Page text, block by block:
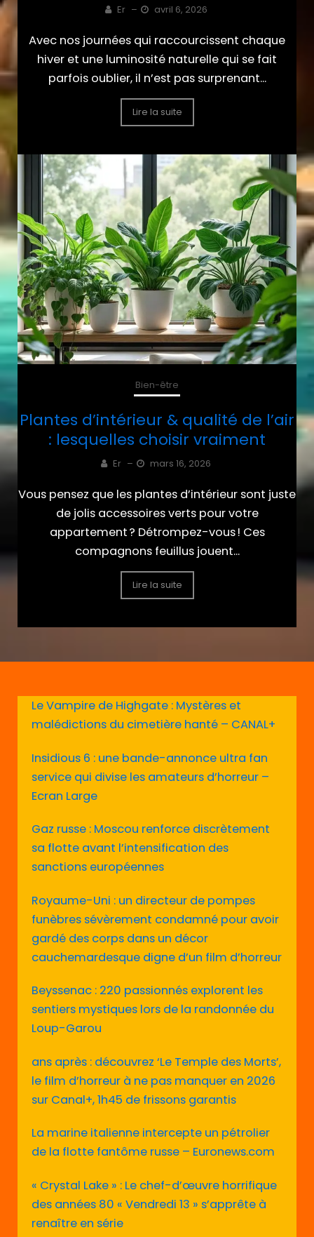
Er – avril 6, 2026
Avec nos journées qui raccourcissent chaque
hiver et une luminosité naturelle qui se fait
parfois oublier, il n’est pas surprenant...
Lire la suite
Bien-être
Plantes d’intérieur & qualité de l’air
: lesquelles choisir vraiment
Er – mars 16, 2026
Vous pensez que les plantes d’intérieur sont juste
de jolis accessoires verts pour votre
appartement ? Détrompez-vous ! Ces
compagnons feuillus jouent...
Lire la suite
Le Vampire de Highgate : Mystères et
malédictions du cimetière hanté – CANAL+
Insidious 6 : une bande-annonce ultra fan
service qui divise les amateurs d’horreur –
Ecran Large
Gaz russe : Moscou renforce discrètement
sa flotte avant l’intensification des
sanctions européennes
Royaume-Uni : un directeur de pompes
funèbres sévèrement condamné pour avoir
gardé des corps dans un décor
cauchemardesque digne d’un film d’horreur
Beyssenac : 220 passionnés explorent les
sentiers mystiques lors de la randonnée du
Loup-Garou
ans après : découvrez ‘Le Temple des Morts’,
le film d’horreur à ne pas manquer en 2026
sur Canal+, 1h45 de frissons garantis
La marine italienne intercepte un pétrolier
de la flotte fantôme russe – Euronews.com
« Crystal Lake » : Le chef-d’œuvre horrifique
des années 80 « Vendredi 13 » s’apprête à
renaître en série